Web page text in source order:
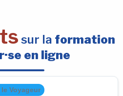
sur la formation
en ligne
Voyageur